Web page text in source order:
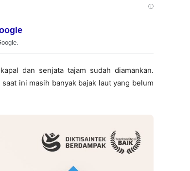
ⓘ
dan senjata tajam sudah diamankan.
ini masih banyak bajak laut yang belum